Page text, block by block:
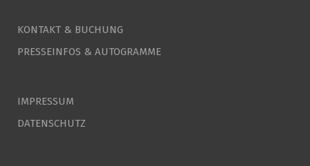
KONTAKT & BUCHUNG
PRESSEINFOS & AUTOGRAMME
IMPRESSUM
DATENSCHUTZ